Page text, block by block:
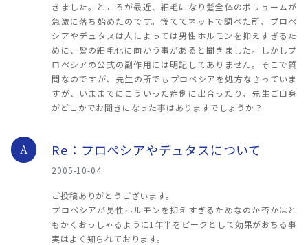
きました。ところが最近、細毛になり髪全体のボリュームが
急激に落ち始めたのです。慌ててネットで調べた所、プロペ
シアやデュタスは人によっては男性ホルモンを抑えすぎるた
めに、髪の細毛化に向かう事があると聞きました。しかしプ
ロペシアの公式の副作用には明記してありません。そこで質
問なのですが、先生の所でもプロペシアを処方なさっていま
すが、いままでにこういった症例に出合ったり、先生ご自身
がどこかでお聞きになった事はありますでしょうか？
A Re：プロペシアやデュタスについて
2005-10-04
ご投稿ありがとうございます。
プロペシアが男性ホルモンを抑えすぎるためなのか否かはと
もかくおっしゃるように1年半をピークとして効果がおちる事
実はよく知られております。